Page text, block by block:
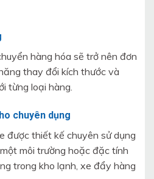
hàng hóa sẽ trở nên đơn
thay đổi kích thước và
từng loại hàng.
chuyên dụng
được thiết kế chuyên sử dụng
môi trường hoặc đặc tính
trong kho lạnh, xe đẩy hàng